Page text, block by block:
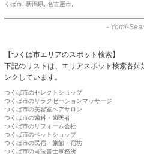
くば市 新潟県 名古屋市
- Yomi-
【つくば市エリアのスポット検索】
下記のリストは、エリアスポット検索各
ンクしています。
つくば市のセレクトショップ
つくば市のリラクゼーションマッサージ
つくば市の美容室ヘアサロン
つくば市の歯科・歯医者
つくば市のリフォーム会社
つくば市のペットショップ
つくば市の民宿・旅館・宿坊
つくば市の司法書士事務所